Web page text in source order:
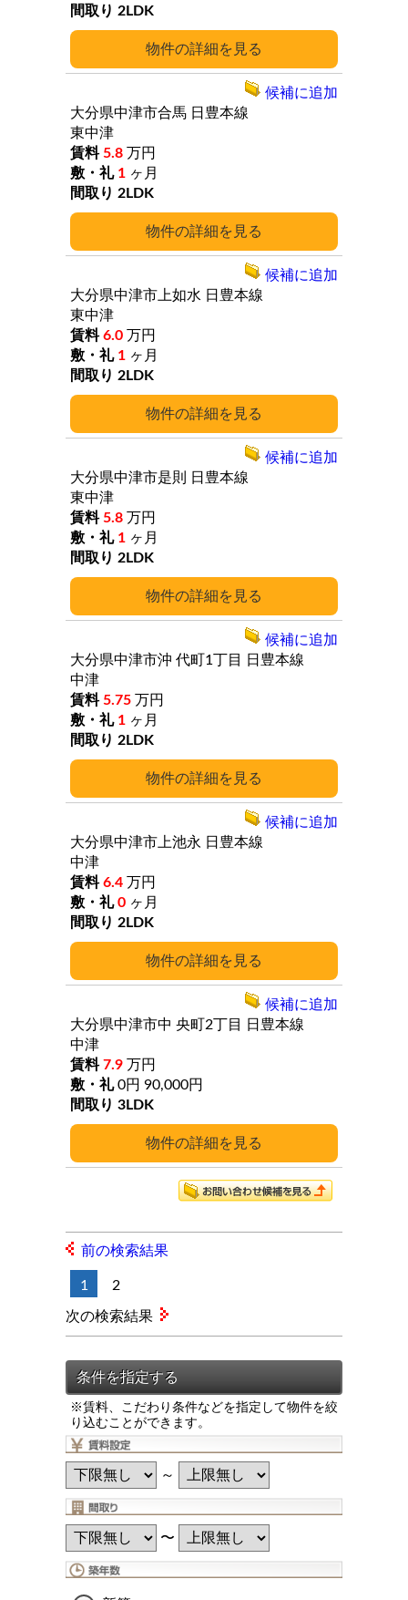
※賃料、こだわり条件などを指定して物件を絞
り込むことができます。
～
〜
詳細
2LDK
詳細
大分県中津市合馬 日豊本線
東中津
5.8 万円
1 ヶ月
2LDK
候補に追加
詳細
大分県中津市上如水 日豊本線
東中津
6.0 万円
1 ヶ月
2LDK
候補に追加
詳細
大分県中津市是則
日豊本線
東中津
5.8 万円
1 ヶ月
2LDK
候補に追加
詳細
大分県中津市沖 代町1丁目
日豊本線
中津
5.75 万円
1 ヶ月
2LDK
候補に追加
詳細
大分県中津市上池永 日豊本線
中津
6.4 万円
0 ヶ月
2LDK
候補に追加
詳細
大分県中津市中 央町2丁目
日豊本線
中津
7.9 万円
0円 90,000円
3LDK
候補に追加
前の検索結果
1 2